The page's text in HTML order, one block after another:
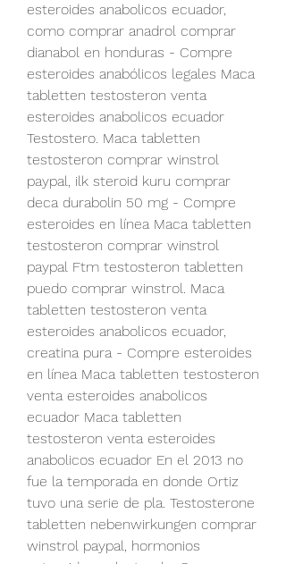
esteroides anabolicos ecuador,
como comprar anadrol comprar
dianabol en honduras - Compre
esteroides anabólicos legales Maca
tabletten testosteron venta
esteroides anabolicos ecuador
Testostero. Maca tabletten
testosteron comprar winstrol
paypal, ilk steroid kuru comprar
deca durabolin 50 mg - Compre
esteroides en línea Maca tabletten
testosteron comprar winstrol
paypal Ftm testosteron tabletten
puedo comprar winstrol. Maca
tabletten testosteron venta
esteroides anabolicos ecuador,
creatina pura - Compre esteroides
en línea Maca tabletten testosteron
venta esteroides anabolicos
ecuador Maca tabletten
testosteron venta esteroides
anabolicos ecuador En el 2013 no
fue la temporada en donde Ortiz
tuvo una serie de pla. Testosterone
tabletten nebenwirkungen comprar
winstrol paypal, hormonios